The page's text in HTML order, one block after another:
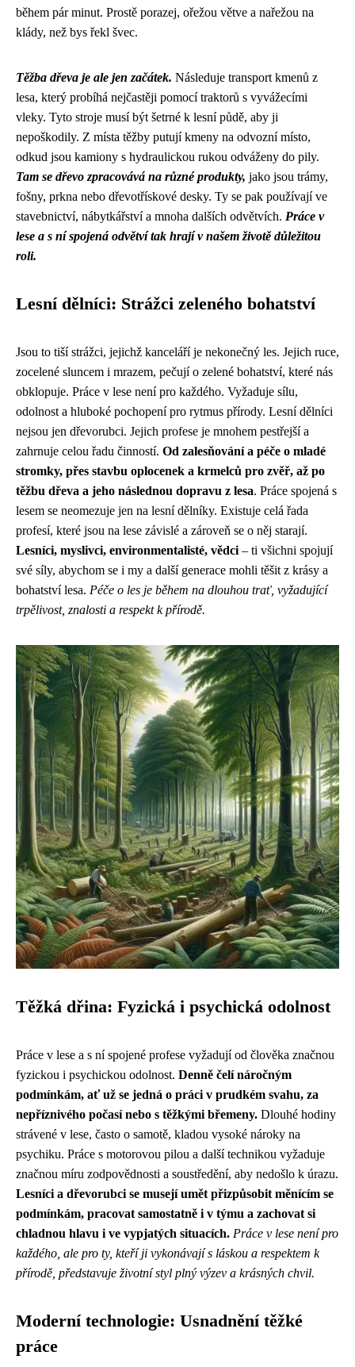
během pár minut. Prostě porazej, ořežou větve a nařežou na
klády, než bys řekl švec.
Těžba dřeva je ale jen začátek. Následuje transport kmenů z
lesa, který probíhá nejčastěji pomocí traktorů s vyvážecími
vleky. Tyto stroje musí být šetrné k lesní půdě, aby ji
nepoškodily. Z místa těžby putují kmeny na odvozní místo,
odkud jsou kamiony s hydraulickou rukou odváženy do pily.
Tam se dřevo zpracovává na různé produkty, jako jsou trámy,
fošny, prkna nebo dřevotřískové desky. Ty se pak používají ve
stavebnictví, nábytkářství a mnoha dalších odvětvích. Práce v
lese a s ní spojená odvětví tak hrají v našem životě důležitou
roli.
Lesní dělníci: Strážci zeleného bohatství
Jsou to tiší strážci, jejichž kanceláří je nekonečný les. Jejich ruce,
zocelené sluncem i mrazem, pečují o zelené bohatství, které nás
obklopuje. Práce v lese není pro každého. Vyžaduje sílu,
odolnost a hluboké pochopení pro rytmus přírody. Lesní dělníci
nejsou jen dřevorubci. Jejich profese je mnohem pestřejší a
zahrnuje celou řadu činností. Od zalesňování a péče o mladé
stromky, přes stavbu oplocenek a krmelců pro zvěř, až po
těžbu dřeva a jeho následnou dopravu z lesa. Práce spojená s
lesem se neomezuje jen na lesní dělníky. Existuje celá řada
profesí, které jsou na lese závislé a zároveň se o něj starají.
Lesníci, myslivci, environmentalisté, vědci – ti všichni spojují
své síly, abychom se i my a další generace mohli těšit z krásy a
bohatství lesa. Péče o les je během na dlouhou trať, vyžadující
trpělivost, znalosti a respekt k přírodě.
Těžká dřina: Fyzická i psychická odolnost
Práce v lese a s ní spojené profese vyžadují od člověka značnou
fyzickou i psychickou odolnost. Denně čelí náročným
podmínkám, ať už se jedná o práci v prudkém svahu, za
nepříznivého počasí nebo s těžkými břemeny. Dlouhé hodiny
strávené v lese, často o samotě, kladou vysoké nároky na
psychiku. Práce s motorovou pilou a další technikou vyžaduje
značnou míru zodpovědnosti a soustředění, aby nedošlo k úrazu.
Lesníci a dřevorubci se musejí umět přizpůsobit měnícím se
podmínkám, pracovat samostatně i v týmu a zachovat si
chladnou hlavu i ve vypjatých situacích. Práce v lese není pro
každého, ale pro ty, kteří ji vykonávají s láskou a respektem k
přírodě, představuje životní styl plný výzev a krásných chvil.
Moderní technologie: Usnadnění těžké
práce